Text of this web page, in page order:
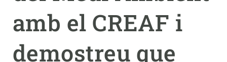
amb el CREAF i
demostreu que
NOTÍCIES I AGENDA